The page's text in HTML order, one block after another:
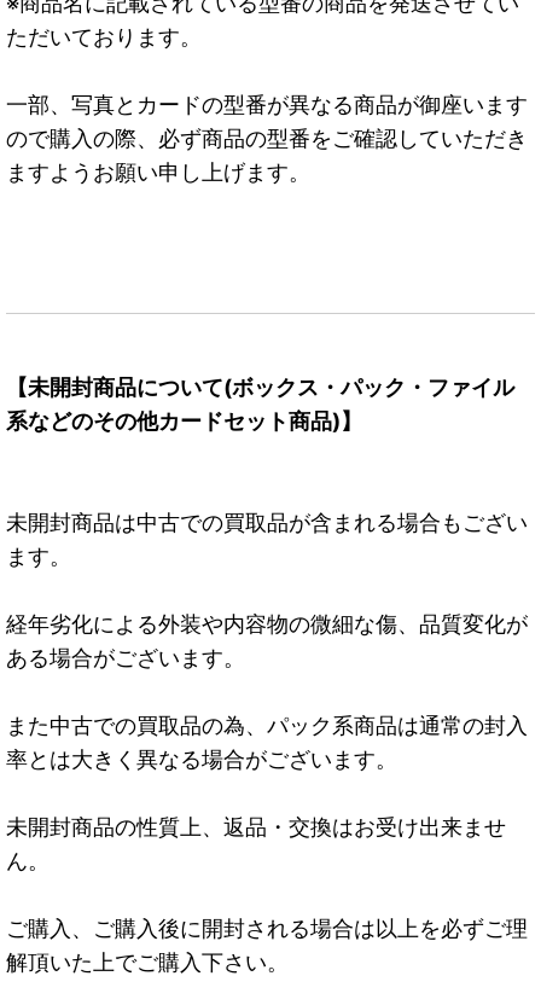
ただいております。
一部、写真とカードの型番が異なる商品が御座います
ので購入の際、必ず商品の型番をご確認していただき
ますようお願い申し上げます。
【未開封商品について(ボックス・パック・ファイル
系などのその他カードセット商品)】
未開封商品は中古での買取品が含まれる場合もござい
ます。
経年劣化による外装や内容物の微細な傷、品質変化が
ある場合がございます。
また中古での買取品の為、パック系商品は通常の封入
率とは大きく異なる場合がございます。
未開封商品の性質上、返品・交換はお受け出来ませ
ん。
ご購入、ご購入後に開封される場合は以上を必ずご理
解頂いた上でご購入下さい。